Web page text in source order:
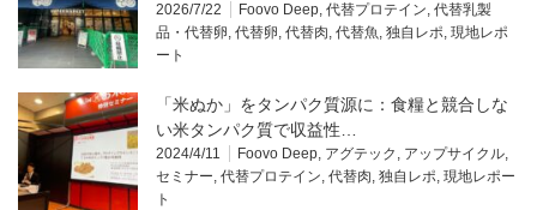
2026/7/22 Foovo Deep, 代替プロテイン, 代替乳製
品・代替卵, 代替卵, 代替肉, 代替魚, 独自レポ, 現地レポ
ート
「米ぬか」をタンパク質源に：食糧と競合しな
い米タンパク質で収益性…
2024/4/11 Foovo Deep, アグテック , アップサイクル,
セミナー, 代替プロテイン, 代替肉, 独自レポ, 現地レポー
ト